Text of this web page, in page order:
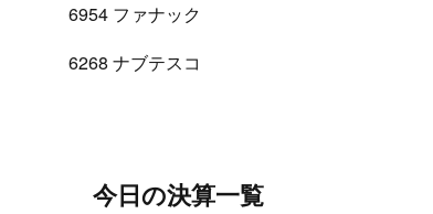
6954 ファナック
6268 ナブテスコ
今日の決算一覧